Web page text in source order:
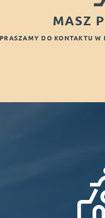
MASZ
DO KONTAKTU W